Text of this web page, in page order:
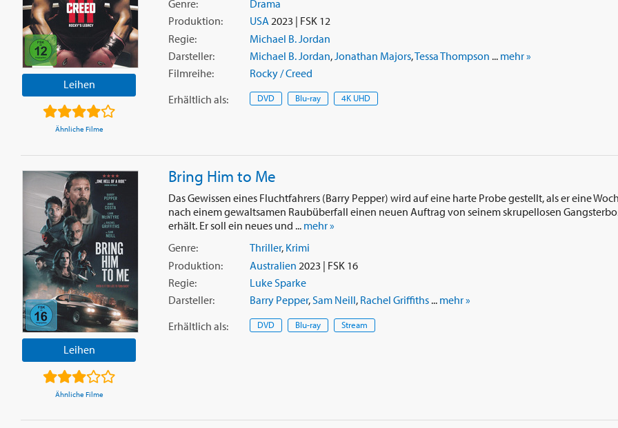
Leihen
Ähnliche Filme
Genre:
Drama
Produktion:
USA2023 | FSK 12
Regie:
Michael B. Jordan
Darsteller:
Michael B. Jordan, Jonathan Majors,Tessa Thompson ... mehr »
Filmreihe:
Rocky / Creed
Erhältlich als: DVD Blu-ray 4K UHD
Leihen
Ähnliche Filme
Bring Him to Me
Das Gewissen eines Fluchtfahrers (Barry Pepper) wird auf eine harte Probe gestellt, als er eine
nach einem gewaltsamen Raubüberfall einen neuen Auftrag von seinem skrupellosen
erhält. Er soll ein neues und ... mehr »
Genre:
Thriller, Krimi
Produktion:
Australien 2023 | FSK 16
Regie:
Luke Sparke
Darsteller:
Barry Pepper, Sam Neill, Rachel Griffiths... mehr »
Erhältlich als: DVD Blu-ray Stream